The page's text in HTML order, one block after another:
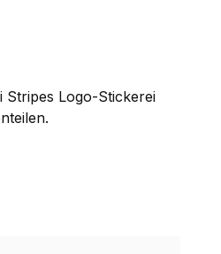
Stripes Logo-Stickerei